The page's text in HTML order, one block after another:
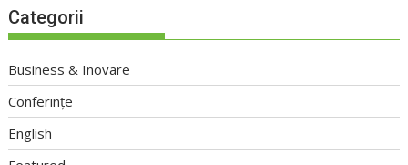
Categorii
Business & Inovare
Conferințe
English